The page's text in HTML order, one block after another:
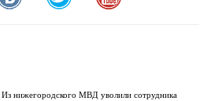
Из нижегородского МВД уволили сотрудника